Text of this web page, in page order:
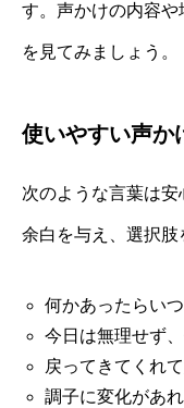
す。声かけの内容や
を見てみましょう。
使いやすい声か
次のような言葉は
余白を与え、選択肢
何かあったらい
今日は無理せず
戻ってきてくれ
調子に変化があ